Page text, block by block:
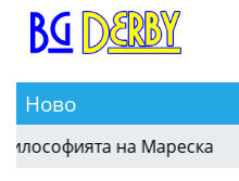
Ново
03:58 Семеньо: Трябва